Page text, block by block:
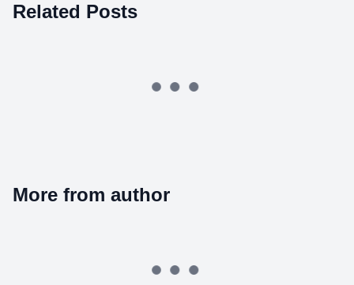
Related Posts
More from author